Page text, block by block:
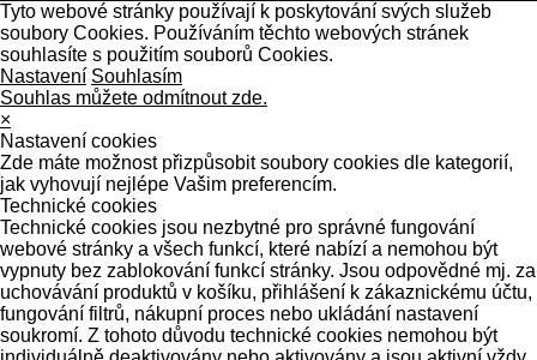
Tyto webové stránky používají k poskytování svých služeb
soubory Cookies. Používáním těchto webových stránek
souhlasíte s použitím souborů Cookies.
Nastavení Souhlasím
Souhlas můžete odmítnout zde.
×
Nastavení cookies
Zde máte možnost přizpůsobit soubory cookies dle kategorií,
jak vyhovují nejlépe Vašim preferencím.
Technické cookies
Technické cookies jsou nezbytné pro správné fungování
webové stránky a všech funkcí, které nabízí a nemohou být
vypnuty bez zablokování funkcí stránky. Jsou odpovědné mj. za
uchovávání produktů v košíku, přihlášení k zákaznickému účtu,
fungování filtrů, nákupní proces nebo ukládání nastavení
soukromí. Z tohoto důvodu technické cookies nemohou být